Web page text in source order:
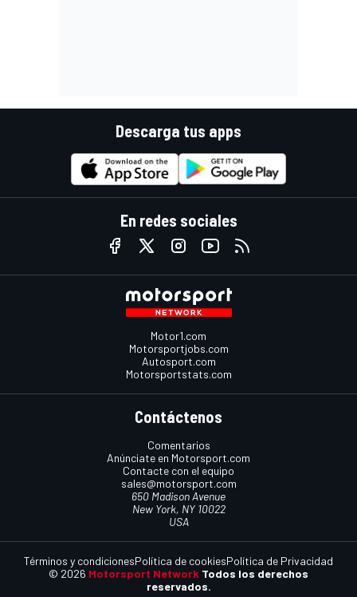
Descarga tus apps
En redes sociales
Motor1.com
Motorsportjobs.com
Autosport.com
Motorsportstats.com
Contáctenos
Comentarios
Anúnciate en Motorsport.com
Contacte con el equipo
sales@motorsport.com
650 Madison Avenue
New York, NY 10022
USA
© 2026 Motorsport Network Todos los derechos
reservados.
Términos y condicionesPolítica de cookiesPolítica de Privacidad